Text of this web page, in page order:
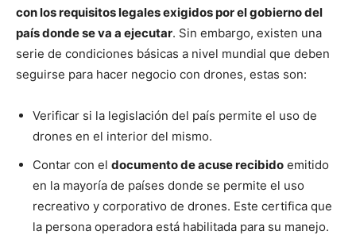
con los requisitos legales exigidos por el gobierno del
país donde se va a ejecutar. Sin embargo, existen una
serie de condiciones básicas a nivel mundial que deben
seguirse para hacer negocio con drones, estas son:
Verificar si la legislación del país permite el uso de
drones en el interior del mismo.
Contar con el documento de acuse recibido emitido
en la mayoría de países donde se permite el uso
recreativo y corporativo de drones. Este certifica que
la persona operadora está habilitada para su manejo.